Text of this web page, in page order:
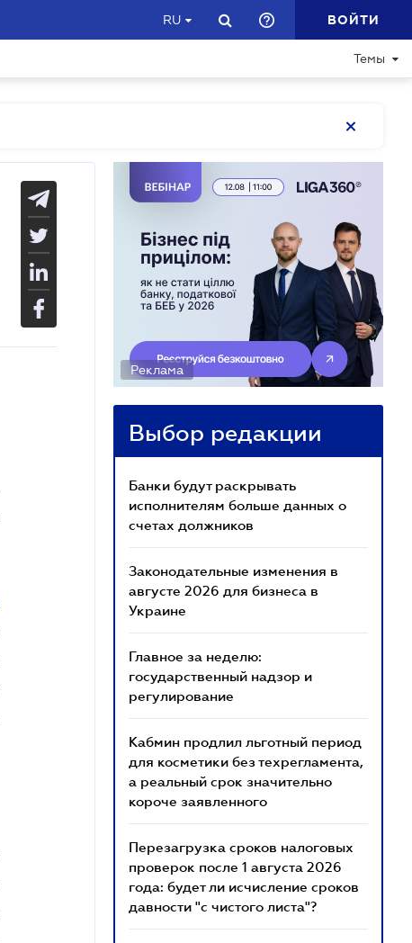
RU ВОЙТИ
Темы
Реклама
Выбор редакции
Банки будут раскрывать
исполнителям больше данных о
счетах должников
Законодательные изменения в
августе 2026 для бизнеса в
Украине
Главное за неделю:
государственный надзор и
регулирование
Кабмин продлил льготный период
для косметики без техрегламента,
а реальный срок значительно
короче заявленного
Перезагрузка сроков налоговых
проверок после 1 августа 2026
года: будет ли исчисление сроков
давности "с чистого листа"?